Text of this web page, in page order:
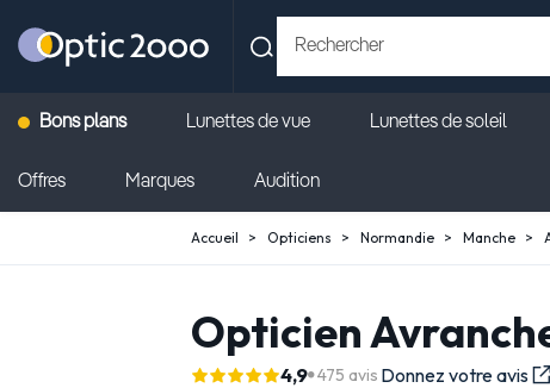
Bons plans Lunettes de vue Lunettes de soleil
Offres Marques Audition
Accueil Opticiens Normandie Manche
Opticien
4,9 475 avis Donnez votre avis